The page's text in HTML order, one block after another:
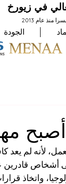
في زيورخ
عام 2013
الجودة
لأنه لم يعد
أشخاص قادرين
واتخاذ